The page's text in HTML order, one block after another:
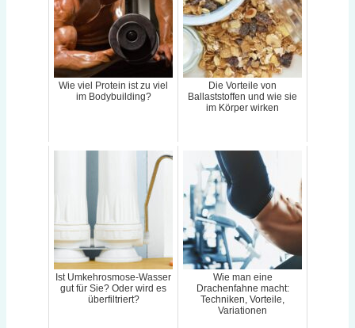
Wie viel Protein ist zu viel
im Bodybuilding?
Die Vorteile von
Ballaststoffen und wie sie
im Körper wirken
Ist Umkehrosmose-Wasser
gut für Sie? Oder wird es
überfiltriert?
Wie man eine
Drachenfahne macht:
Techniken, Vorteile,
Variationen